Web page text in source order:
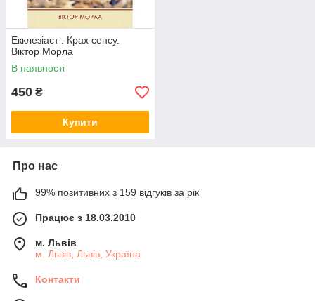
Екклезіаст : Крах сенсу.
Віктор Морла
В наявності
450 ₴
Купити
Про нас
99% позитивних з 159 відгуків за рік
Працює з 18.03.2010
м. Львів
м. Львів, Львів, Україна
Контакти